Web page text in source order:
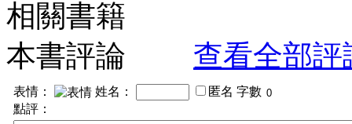
相關書籍
本書評論
查看全部評
表情： 姓名： 匿名 字數
點評：